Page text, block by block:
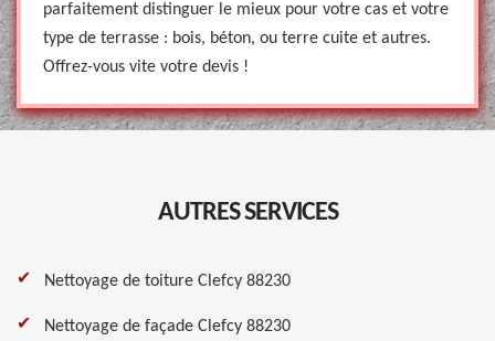
parfaitement distinguer le mieux pour votre cas et votre
type de terrasse : bois, béton, ou terre cuite et autres.
Offrez-vous vite votre devis !
AUTRES SERVICES
Nettoyage de toiture Clefcy 88230
Nettoyage de façade Clefcy 88230